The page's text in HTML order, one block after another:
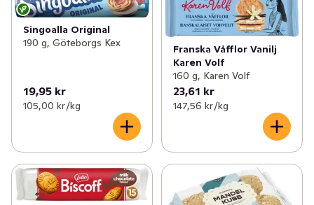
Singoalla Original
190 g, Göteborgs Kex
19,95 kr
105,00 kr /kg
Franska Våfflor Vanilj
Karen Volf
160 g, Karen Volf
23,61 kr
147,56 kr /kg